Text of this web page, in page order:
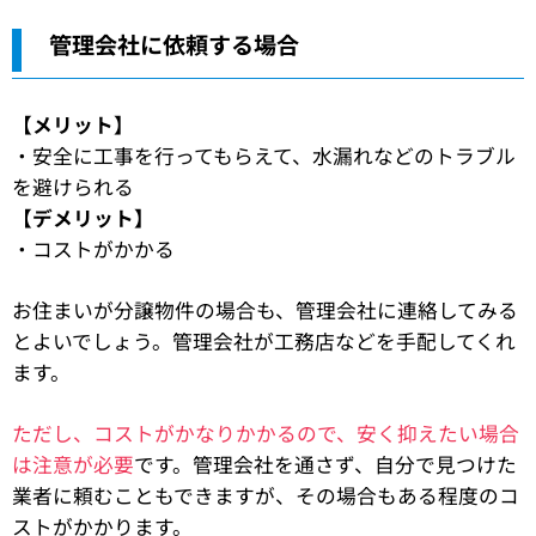
管理会社に依頼する場合
【メリット】
・安全に工事を行ってもらえて、水漏れなどのトラブル
を避けられる
【デメリット】
・コストがかかる
お住まいが分譲物件の場合も、管理会社に連絡してみる
とよいでしょう。管理会社が工務店などを手配してくれ
ます。
ただし、コストがかなりかかるので、安く抑えたい場合
は注意が必要です。管理会社を通さず、自分で見つけた
業者に頼むこともできますが、その場合もある程度のコ
ストがかかります。